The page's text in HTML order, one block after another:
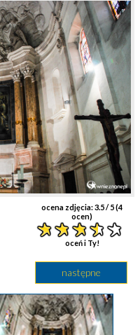
ocena zdjęcia:3.5/ 5 (4
ocen)
oceń i Ty!
następne